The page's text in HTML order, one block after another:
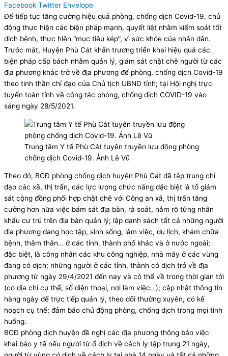
Facebook Twitter Envelope
Để tiếp tục tăng cường hiệu quả phòng, chống dịch Covid-19, chủ
động thực hiện các biện pháp mạnh, quyết liệt nhằm kiểm soát tốt
dịch bệnh, thực hiện “mục tiêu kép”, vì sức khỏe của nhân dân.
Trước mắt, Huyện Phù Cát khẩn trương triển khai hiệu quả các
biện pháp cấp bách nhằm quản lý, giám sát chặt chẽ người từ các
địa phương khác trở về địa phương để phòng, chống dịch Covid-19
theo tinh thần chỉ đạo của Chủ tịch UBND tỉnh; tại Hội nghị trực
tuyến toàn tỉnh về công tác phòng, chống dịch COVID-19 vào
sáng ngày 28/5/2021.
Trung tâm Y tế Phù Cát tuyên truyền lưu động phòng
chống dịch Covid-19. Ảnh Lê Vũ
Theo đó, BCĐ phòng chống dịch huyện Phù Cát đã tập trung chỉ
đạo các xã, thị trấn, các lực lượng chức năng đặc biệt là tổ giám
sát cộng đồng phối hợp chặt chẽ với Công an xã, thị trấn tăng
cường hơn nữa việc bám sát địa bàn, rà soát, nắm rõ từng nhân
khẩu cư trú trên địa bàn quản lý; lập danh sách tất cả những người
địa phương đang học tập, sinh sống, làm việc, du lịch, khám chữa
bệnh, thăm thân… ở các tỉnh, thành phố khác và ở nước ngoài;
đặc biệt, là công nhân các khu công nghiệp, nhà máy ở các vùng
đang có dịch; những người ở các tỉnh, thành có dịch trở về địa
phương từ ngày 29/4/2021 đến nay và có thể về trong thời gian tới
(có địa chỉ cụ thể, số điện thoại, nơi làm việc…); cập nhật thông tin
hàng ngày để trực tiếp quản lý, theo dõi thường xuyên, có kế
hoạch cụ thể; đảm bảo chủ động phòng, chống dịch trong mọi tình
huống.
BCĐ phòng dịch huyện đề nghị các địa phương thông báo việc
khai báo y tế nếu người từ ổ dịch về cách ly tập trung 21 ngày,